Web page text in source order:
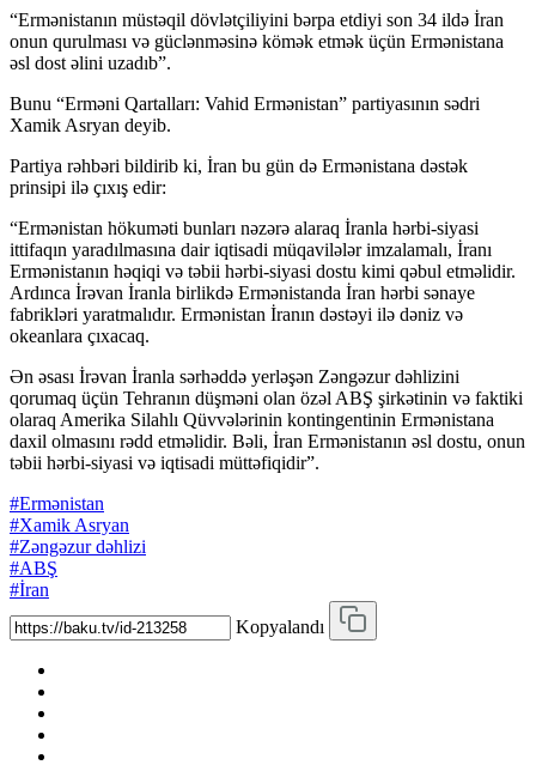
“Ermənistanın müstəqil dövlətçiliyini bərpa etdiyi son 34 ildə İran
onun qurulması və güclənməsinə kömək etmək üçün Ermənistana
əsl dost əlini uzadıb”.
Bunu “Erməni Qartalları: Vahid Ermənistan” partiyasının sədri
Xamik Asryan deyib.
Partiya rəhbəri bildirib ki, İran bu gün də Ermənistana dəstək
prinsipi ilə çıxış edir:
“Ermənistan hökuməti bunları nəzərə alaraq İranla hərbi-siyasi
ittifaqın yaradılmasına dair iqtisadi müqavilələr imzalamalı, İranı
Ermənistanın həqiqi və təbii hərbi-siyasi dostu kimi qəbul etməlidir.
Ardınca İrəvan İranla birlikdə Ermənistanda İran hərbi sənaye
fabrikləri yaratmalıdır. Ermənistan İranın dəstəyi ilə dəniz və
okeanlara çıxacaq.
Ən əsası İrəvan İranla sərhəddə yerləşən Zəngəzur dəhlizini
qorumaq üçün Tehranın düşməni olan özəl ABŞ şirkətinin və faktiki
olaraq Amerika Silahlı Qüvvələrinin kontingentinin Ermənistana
daxil olmasını rədd etməlidir. Bəli, İran Ermənistanın əsl dostu, onun
təbii hərbi-siyasi və iqtisadi müttəfiqidir”.
#Ermənistan
#Xamik Asryan
#Zəngəzur dəhlizi
#ABŞ
#İran
Kopyalandı